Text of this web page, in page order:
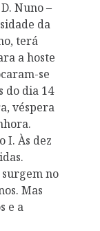
Nuno –
da
terá
a hoste
se
do dia 14
véspera
I. Às dez
no
Mas
e a